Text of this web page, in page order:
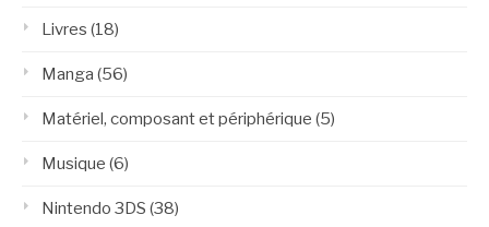
Livres (18)
Manga (56)
Matériel, composant et périphérique (5)
Musique (6)
Nintendo 3DS (38)